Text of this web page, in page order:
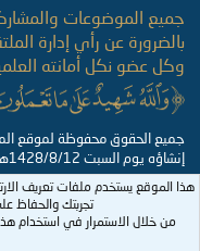
جميع الموضوعات
بالضرورة عن رأي إدارة
وكل عضو نكل أمانته
جميع الحقوق محفوظة لموقع
إنشاؤه يوم السبت 1428/8/12هـ
هذا الموقع يستخدم ملفات تعريف
تجربتك والحفاظ
من خلال الاستمرار في استخدام